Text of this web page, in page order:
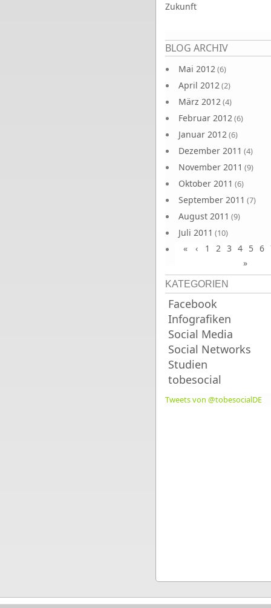
Zukunft
BLOG ARCHIV
Mai 2012(6)
April 2012(2)
März 2012(4)
Februar 2012(6)
Januar 2012(6)
Dezember 2011 (4)
November 2011 (9)
Oktober 2011 (6)
September 2011 (7)
August 2011 (9)
Juli 2011 (10)
Juni 2011(9)
Seiten
« ‹ 1 2 3 4 5 6
»
KATEGORIEN
Facebook
Infografiken
Social Media
Social Networks
Studien
tobesocial
Tweets von @tobesocialDE